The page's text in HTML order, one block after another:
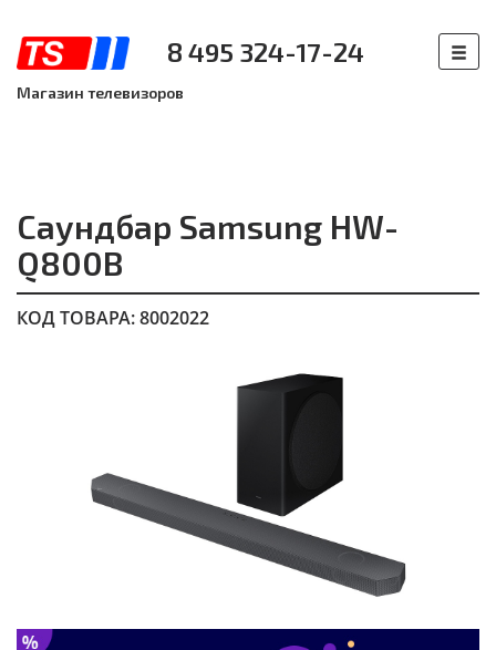
8 495 324-17-24
Магазин телевизоров
Саундбар Samsung HW-
Q800B
КОД ТОВАРА: 8002022